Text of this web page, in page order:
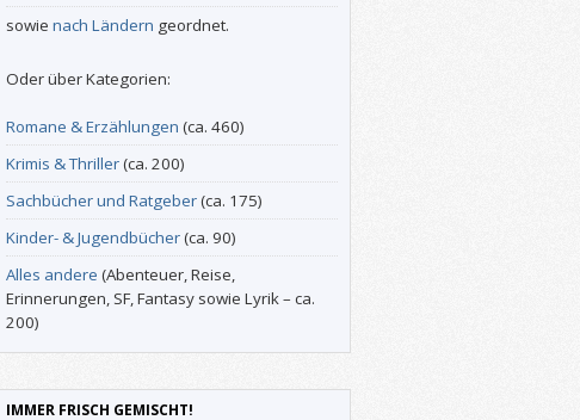
sowie nach Ländern geordnet.
Oder über Kategorien:
Romane & Erzählungen (ca. 460)
Krimis & Thriller(ca. 200)
Sachbücher und Ratgeber(ca. 175)
Kinder- & Jugendbücher(ca. 90)
Alles andere (Abenteuer, Reise,
Erinnerungen, SF, Fantasy sowie Lyrik – ca.
200)
IMMER FRISCH GEMISCHT!